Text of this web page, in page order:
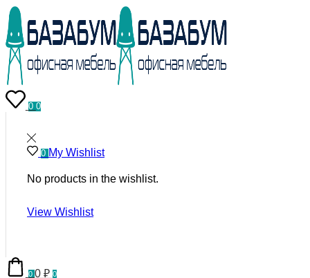
0 0
0 My Wishlist
No products in the wishlist.
View Wishlist
0 0 ₽ 0